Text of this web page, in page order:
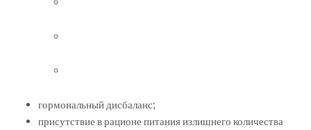
гормональный дисбаланс;
присутствие в рационе питания излишнего количества